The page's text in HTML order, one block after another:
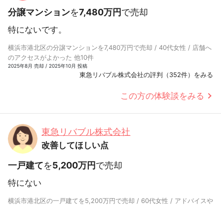
分譲マンションを7,480万円で売却
特にないです。
横浜市港北区の分譲マンションを7,480万円で売却 / 40代女性 / 店舗へ
のアクセスがよかった 他10件
2025年8月 売却 / 2025年10月 投稿
東急リバブル株式会社の評判（352件）をみる
この方の体験談をみる
東急リバブル株式会社
改善してほしい点
一戸建てを5,200万円で売却
特にない
横浜市港北区の一戸建てを5,200万円で売却 / 60代女性 / アドバイスや